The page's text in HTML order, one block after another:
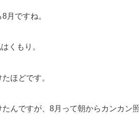
月ですね。
くもり。
ほどです。
んですが、8月って朝からカンカン